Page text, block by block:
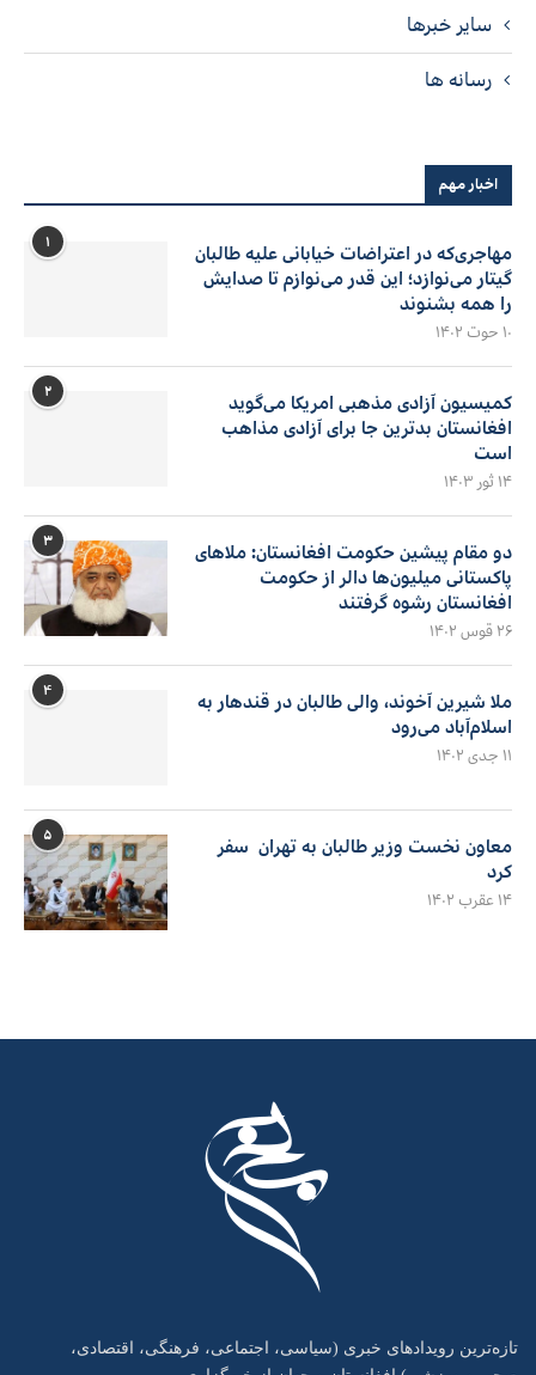
سایر خبرها
رسانه ها
اخبار مهم
۱
مهاجری‌که در اعتراضات خیابانی علیه طالبان
گیتار می‌نوازد؛ این قدر می‌نوازم تا صدایش
را همه بشنوند
۱۰ حوت ۱۴۰۲
۲
کمیسیون آزادی مذهبی امریکا می‌گوید
افغانستان بدترین جا برای آزادی مذاهب
است
۱۴ ثور ۱۴۰۳
۳
دو مقام پیشین حکومت افغانستان: ملاهای
پاکستانی میلیون‌ها دالر از حکومت
افغانستان رشوه گرفتند
۲۶ قوس ۱۴۰۲
۴
ملا شیرین آخوند، والی طالبان در قندهار به
اسلام‌آباد می‌رود
۱۱ جدی ۱۴۰۲
۵
معاون نخست وزیر طالبان به تهران سفر
کرد
۱۴ عقرب ۱۴۰۲
تازه‌ترین رویدادهای خبری (سیاسی، اجتماعی، فرهنگی، اقتصادی،